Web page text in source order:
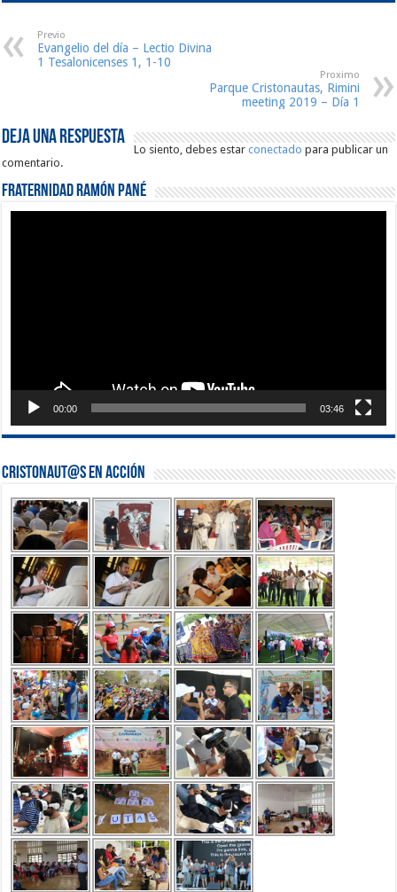
Previo
Evangelio del día – Lectio Divina
1 Tesalonicenses 1, 1-10
Proximo
Parque Cristonautas, Rimini
meeting 2019 – Día 1
Deja una respuesta
Lo siento, debes estarconectado para publicar un
comentario.
Fraternidad Ramón Pané
00:00 03:46
Cristonaut@s en Acción